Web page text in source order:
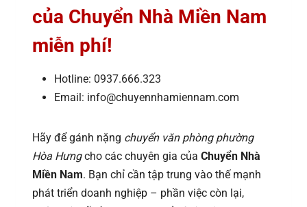
của Chuyển Nhà Miền Nam
miễn phí!
Hotline: 0937.666.323
Email: info@chuyennhamiennam.com
Hãy để gánh nặng chuyển văn phòng phường
Hòa Hưngcho các chuyên gia của Chuyển Nhà
Miền Nam. Bạn chỉ cần tập trung vào thế mạnh
phát triển doanh nghiệp – phần việc còn lại,